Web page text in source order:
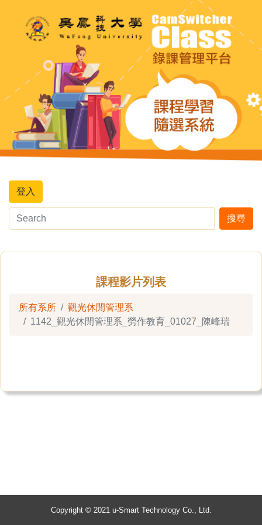
登入
搜尋
課程影片列表
所有系所
觀光休閒管理系
1142_觀光休閒管理系_勞作教育_01027_陳峰瑞
Copyright © 2021 u-Smart Technology Co., Ltd.